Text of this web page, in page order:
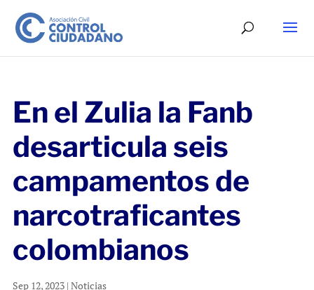
En el Zulia la Fanb
desarticula seis
campamentos de
narcotraficantes
colombianos
Sep 12, 2023| Noticias